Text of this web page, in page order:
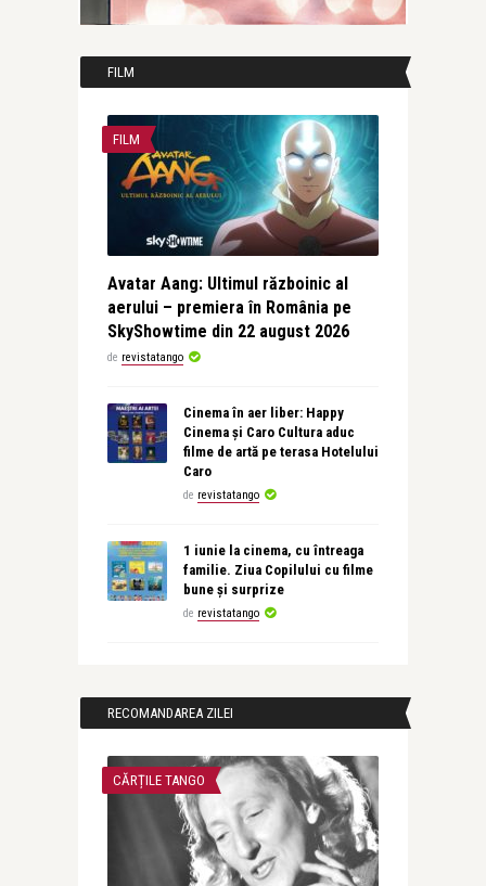
FILM
FILM
Avatar Aang: Ultimul războinic al
aerului – premiera în România pe
SkyShowtime din 22 august 2026
de revistatango
Cinema în aer liber: Happy
Cinema și Caro Cultura aduc
filme de artă pe terasa Hotelului
Caro
de revistatango
1 iunie la cinema, cu întreaga
familie. Ziua Copilului cu filme
bune și surprize
de revistatango
RECOMANDAREA ZILEI
CĂRȚILE TANGO